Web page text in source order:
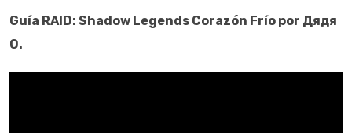
Guía RAID: Shadow Legends Corazón Frío por Дядя
О.